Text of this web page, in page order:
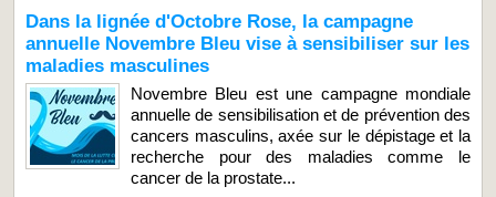
Dans la lignée d'Octobre Rose, la campagne
annuelle Novembre Bleu vise à sensibiliser sur les
maladies masculines
Novembre Bleu est une campagne mondiale
annuelle de sensibilisation et de prévention des
cancers masculins, axée sur le dépistage et la
recherche pour des maladies comme le
cancer de la prostate...